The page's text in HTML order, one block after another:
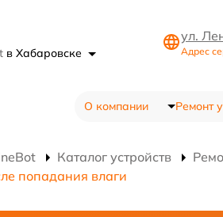
в Хабаровске
ул.
Адрес
О компании Ремонт
Каталог устройств
попадания влаги